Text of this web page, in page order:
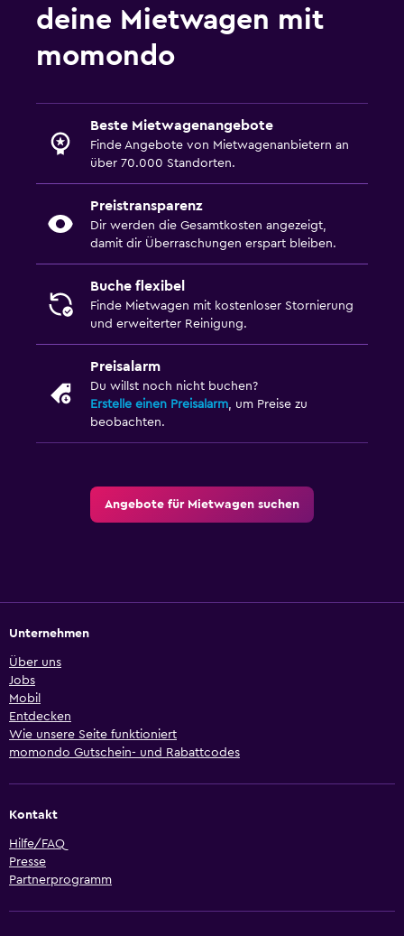
deine Mietwagen mit
momondo
Beste Mietwagenangebote
Finde Angebote von Mietwagenanbietern an
über 70.000 Standorten.
Preistransparenz
Dir werden die Gesamtkosten angezeigt,
damit dir Überraschungen erspart bleiben.
Buche flexibel
Finde Mietwagen mit kostenloser Stornierung
und erweiterter Reinigung.
Preisalarm
Du willst noch nicht buchen?
Erstelle einen Preisalarm, um Preise zu
beobachten.
Angebote für Mietwagen suchen
Unternehmen
Über uns
Jobs
Mobil
Entdecken
Wie unsere Seite funktioniert
momondo Gutschein- und Rabattcodes
Kontakt
Hilfe/FAQ
Presse
Partnerprogramm